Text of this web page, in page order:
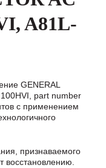
A81L-
GENERAL
part number
с применением
признаваемого